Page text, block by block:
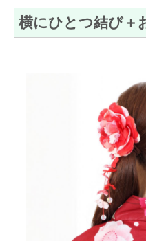
横にひとつ結び＋